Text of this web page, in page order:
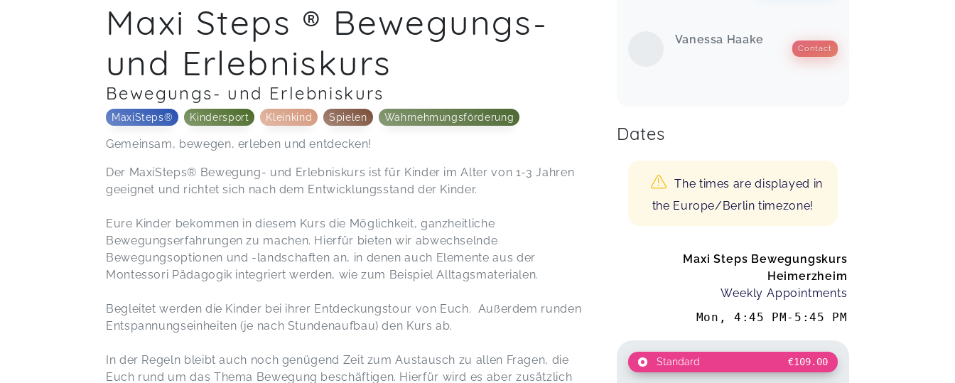
Maxi Steps ® Bewegungs-
und Erlebniskurs
Bewegungs- und Erlebniskurs
MaxiSteps® Kindersport Kleinkind Spielen Wahrnehmungsförderung
Gemeinsam, bewegen, erleben und entdecken!
Der MaxiSteps® Bewegung- und Erlebniskurs ist für Kinder im Alter von 1-3 Jahren
geeignet und richtet sich nach dem Entwicklungsstand der Kinder.
Eure Kinder bekommen in diesem Kurs die Möglichkeit, ganzheitliche
Bewegungserfahrungen zu machen. Hierfür bieten wir abwechselnde
Bewegungsoptionen und -landschaften an, in denen auch Elemente aus der
Montessori Pädagogik integriert werden, wie zum Beispiel Alltagsmaterialen.
Begleitet werden die Kinder bei ihrer Entdeckungstour von Euch. Außerdem runden
Entspannungseinheiten (je nach Stundenaufbau) den Kurs ab.
In der Regeln bleibt auch noch genügend Zeit zum Austausch zu allen Fragen, die
Euch rund um das Thema Bewegung beschäftigen. Hierfür wird es aber zusätzlich
Vanessa Haake
Contact
Dates
The times are displayed in
the Europe/Berlin timezone!
Maxi Steps Bewegungskurs
Heimerzheim
Weekly Appointments
Mon , 4:45 PM - 5:45 PM
Standard €109.00